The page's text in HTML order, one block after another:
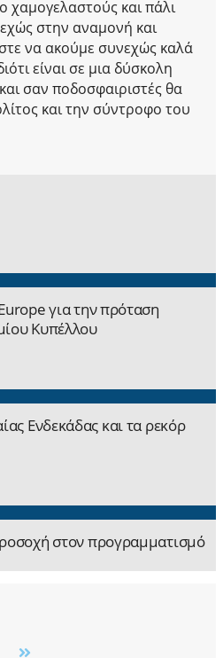
χαμογελαστούς και πάλι
στην αναμονή και
να ακούμε συνεχώς καλά
είναι σε μια δύσκολη
σαν ποδοσφαιριστές θα
και την σύντροφο του
για την πρόταση
Κυπέλλου
Ενδεκάδας και τα ρεκόρ
στον προγραμματισμό